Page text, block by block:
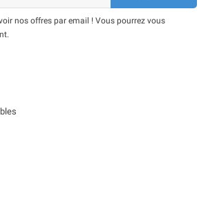
nos offres par email ! Vous pourrez vous